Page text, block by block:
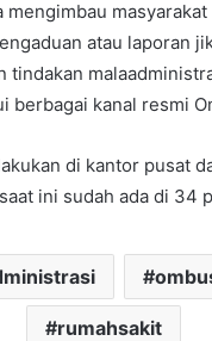
mengimbau
atau laporan
tindakan
berbagai kanal resmi
di kantor pusat
ini sudah ada di 34
rumahsakit